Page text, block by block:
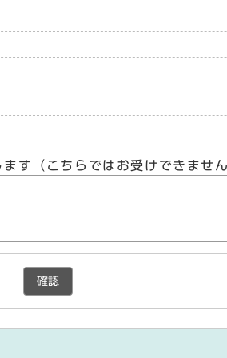
す（こちらではお受けできませ
確認